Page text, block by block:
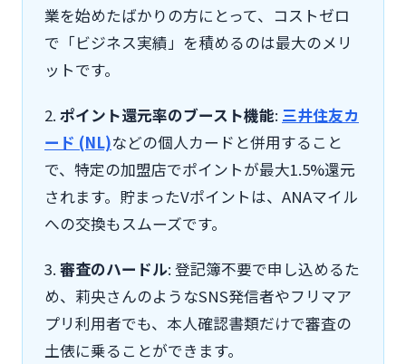
業を始めたばかりの方にとって、コストゼロ
で「ビジネス実績」を積めるのは最大のメリ
ットです。
2. ポイント還元率のブースト機能: 三井住友カ
ード (NL)などの個人カードと併用すること
で、特定の加盟店でポイントが最大1.5%還元
されます。貯まったVポイントは、ANAマイル
への交換もスムーズです。
3. 審査のハードル: 登記簿不要で申し込めるた
め、莉央さんのようなSNS発信者やフリマア
プリ利用者でも、本人確認書類だけで審査の
土俵に乗ることができます。